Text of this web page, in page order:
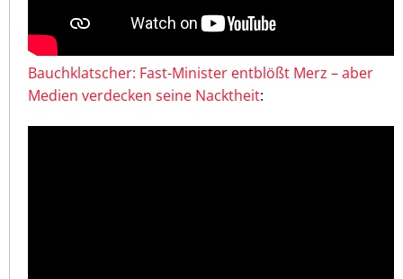
Bauchklatscher: Fast-Minister entblößt Merz – aber
Medien verdecken seine Nacktheit: